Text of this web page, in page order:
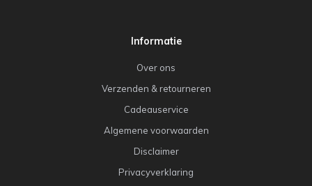
Informatie
Over ons
Verzenden & retourneren
Cadeauservice
Algemene voorwaarden
Disclaimer
Privacyverklaring